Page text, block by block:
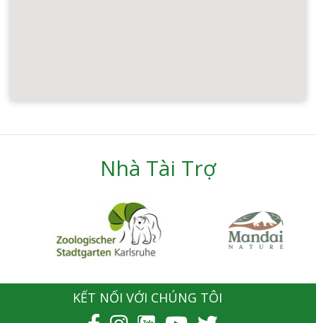
Nhà Tài Trợ
KẾT NỐI VỚI CHÚNG TÔI